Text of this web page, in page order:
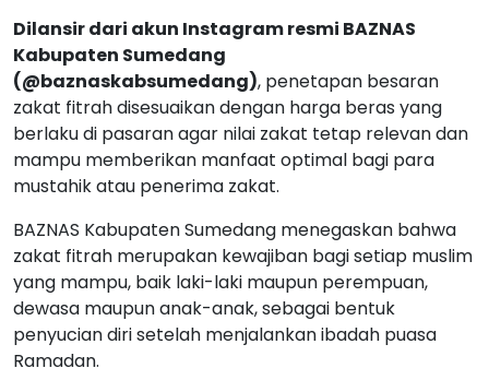
Dilansir dari akun Instagram resmi BAZNAS
Kabupaten Sumedang
(@baznaskabsumedang), penetapan besaran
zakat fitrah disesuaikan dengan harga beras yang
berlaku di pasaran agar nilai zakat tetap relevan dan
mampu memberikan manfaat optimal bagi para
mustahik atau penerima zakat.
BAZNAS Kabupaten Sumedang menegaskan bahwa
zakat fitrah merupakan kewajiban bagi setiap muslim
yang mampu, baik laki-laki maupun perempuan,
dewasa maupun anak-anak, sebagai bentuk
penyucian diri setelah menjalankan ibadah puasa
Ramadan.